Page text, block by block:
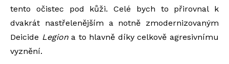
tento očistec pod kůži. Celé bych to přirovnal k
dvakrát nastřelenějším a notně zmodernizovaným
Deicide Legiona to hlavně díky celkově agresivnímu
vyznění.